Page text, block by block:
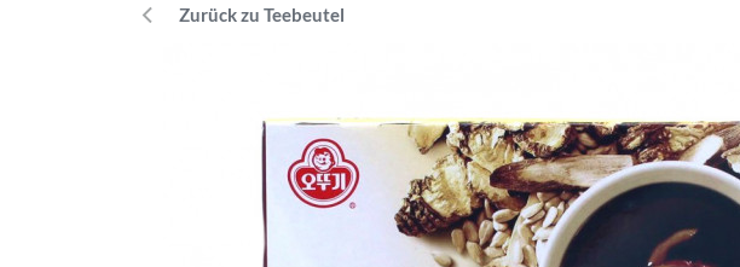
Zurück zu Teebeutel